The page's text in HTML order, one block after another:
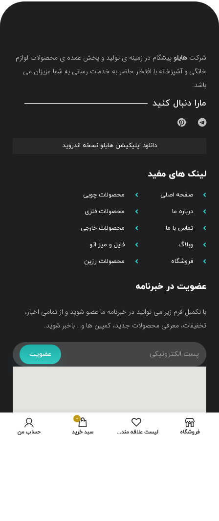
شرکت هایلو پیشگام در زمینه ی تولید و پخش عمده ی محصولات لوازم
خانگی و آشپزخانه با افتخار حاضر به خدمات رسانی به شما عزیزان می
باشد.
مارا دنبال کنید
دانلود اپلیکیشن هایلو نسخه اندروید
لینک های مفید
صفحه اصلی
درباره ما
تماس با ما
وبلاگ
فروشگاه
محصولات چوبی
محصولات فلزی
محصولات خارجی
فایل و میز اتو
محصولات رزین
عضویت در خبرنامه
با تکمیل فرم زیر می توانید در خبرنامه ما عضو شوید و از تمامی اخبار،
تخفیفات، معرفی محصولات جدید، کمپین ها و… باخبر شوید.
عضویت
فروشگاه لیست علاقه مندی ها
0
سبد خرید حساب من